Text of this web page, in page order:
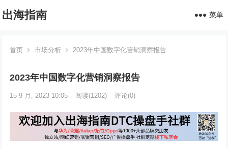
出海指南 菜单
首页 市场分析 2023年中国数字化营销洞察报告
2023年中国数字化营销洞察报告
15 9 月, 2023 10:05 阅读(1202) 评论(0)